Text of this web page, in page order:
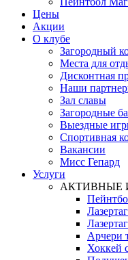
Цены
Акции
О клубе
Загородный
Места для
Дисконтная
Наши
Зал славы
Загородные
Выездные
Спортивная
Вакансии
Мисс Гепард
Услуги
АКТИВНЫЕ
Лазертаг
Арчери
Хоккей